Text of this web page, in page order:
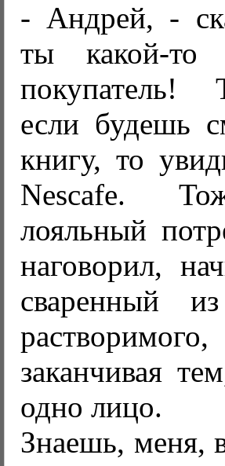
- Андрей, -
ты какой-то
если будешь
книгу, то
Nescafe.
лояльный
наговорил,
сваренный
заканчивая
одно лицо.
Знаешь, меня,